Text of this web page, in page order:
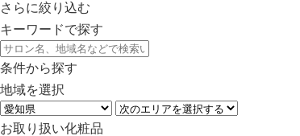
さらに絞り込む
キーワードで探す
条件から探す
地域を選択
お取り扱い化粧品